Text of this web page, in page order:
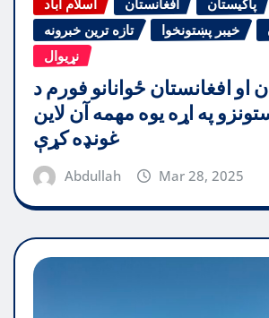
اسلام آباد افغانستان
پاکیستان
تازه ترین خبرونه
خیبر پښتونخوا
نړیوال
او افغانستان ځوانانو فورم د
په اړه یوه مهمه آن لاین
غونډه کړې
Abdullah Mar 28, 2025